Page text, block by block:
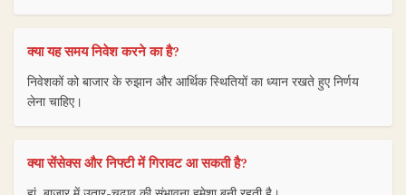
क्या यह समय निवेश करने का है?
निवेशकों को बाजार के रुझान और आर्थिक स्थितियों का ध्यान रखते हुए निर्णय
लेना चाहिए।
क्या सेंसेक्स और निफ्टी में गिरावट आ सकती है?